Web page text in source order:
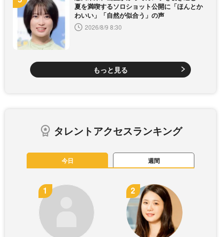
夏を満喫するソロショット公開に「ほんとか
わいい」「自然が似合う」の声
2026/8/9 8:30
もっと見る
タレントアクセスランキング
今日 週間